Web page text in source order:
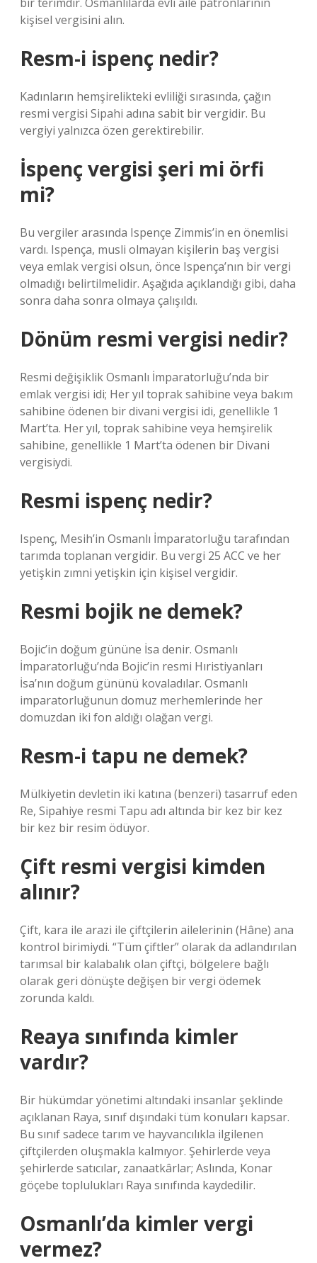
kişisel vergisini alın.
Resm-i ispenç nedir?
Kadınların hemşirelikteki evliliği sırasında, çağın
resmi vergisi Sipahi adına sabit bir vergidir. Bu
vergiyi yalnızca özen gerektirebilir.
İspenç vergisi şeri mi örfi
mi?
Bu vergiler arasında Ispençe Zimmis’in en önemlisi
vardı. Ispença, musli olmayan kişilerin baş vergisi
veya emlak vergisi olsun, önce Ispença’nın bir vergi
olmadığı belirtilmelidir. Aşağıda açıklandığı gibi, daha
sonra daha sonra olmaya çalışıldı.
Dönüm resmi vergisi nedir?
Resmi değişiklik Osmanlı İmparatorluğu’nda bir
emlak vergisi idi; Her yıl toprak sahibine veya bakım
sahibine ödenen bir divani vergisi idi, genellikle 1
Mart’ta. Her yıl, toprak sahibine veya hemşirelik
sahibine, genellikle 1 Mart’ta ödenen bir Divani
vergisiydi.
Resmi ispenç nedir?
Ispenç, Mesih’in Osmanlı İmparatorluğu tarafından
tarımda toplanan vergidir. Bu vergi 25 ACC ve her
yetişkin zımni yetişkin için kişisel vergidir.
Resmi bojik ne demek?
Bojic’in doğum gününe İsa denir. Osmanlı
İmparatorluğu’nda Bojic’in resmi Hıristiyanları
İsa’nın doğum gününü kovaladılar. Osmanlı
imparatorluğunun domuz merhemlerinde her
domuzdan iki fon aldığı olağan vergi.
Resm-i tapu ne demek?
Mülkiyetin devletin iki katına (benzeri) tasarruf eden
Re, Sipahiye resmi Tapu adı altında bir kez bir kez
bir kez bir resim ödüyor.
Çift resmi vergisi kimden
alınır?
Çift, kara ile arazi ile çiftçilerin ailelerinin (Hâne) ana
kontrol birimiydi. “Tüm çiftler” olarak da adlandırılan
tarımsal bir kalabalık olan çiftçi, bölgelere bağlı
olarak geri dönüşte değişen bir vergi ödemek
zorunda kaldı.
Reaya sınıfında kimler
vardır?
Bir hükümdar yönetimi altındaki insanlar şeklinde
açıklanan Raya, sınıf dışındaki tüm konuları kapsar.
Bu sınıf sadece tarım ve hayvancılıkla ilgilenen
çiftçilerden oluşmakla kalmıyor. Şehirlerde veya
şehirlerde satıcılar, zanaatkârlar; Aslında, Konar
göçebe toplulukları Raya sınıfında kaydedilir.
Osmanlı’da kimler vergi
vermez?